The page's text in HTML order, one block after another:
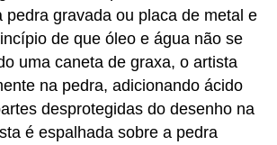
pedra gravada ou placa de metal e
de que óleo e água não se
uma caneta de graxa, o artista
na pedra, adicionando ácido
desprotegidas do desenho na
é espalhada sobre a pedra